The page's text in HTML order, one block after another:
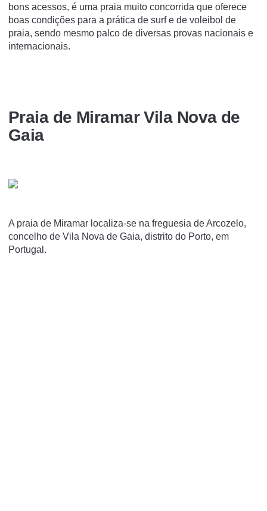
bons acessos, é uma praia muito concorrida que oferece
boas condições para a prática de surf e de voleibol de
praia, sendo mesmo palco de diversas provas nacionais e
internacionais.
Praia de Miramar Vila Nova de
Gaia
A praia de Miramar localiza-se na freguesia de Arcozelo,
concelho de Vila Nova de Gaia, distrito do Porto, em
Portugal.